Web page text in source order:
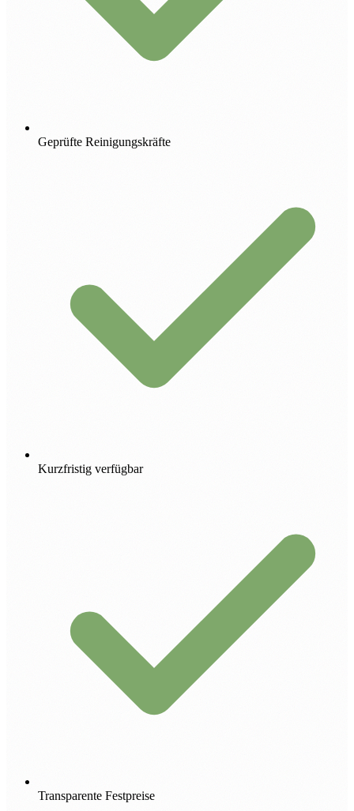
Geprüfte Reinigungskräfte
Kurzfristig verfügbar
Transparente Festpreise